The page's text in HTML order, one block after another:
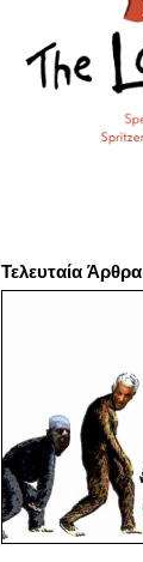
Τελευταία Άρθρα